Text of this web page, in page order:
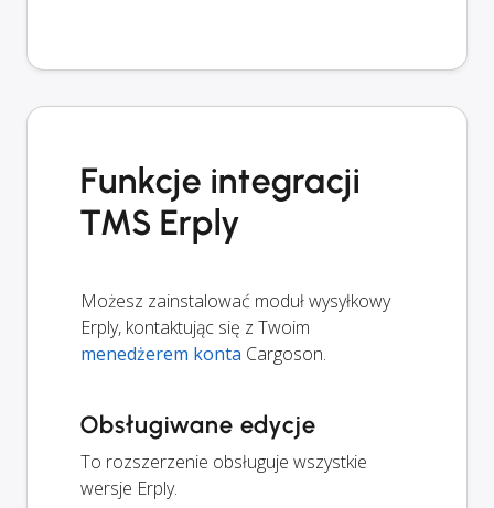
Funkcje integracji
TMS Erply
Możesz zainstalować moduł wysyłkowy
Erply, kontaktując się z Twoim
menedżerem konta Cargoson.
Obsługiwane edycje
To rozszerzenie obsługuje wszystkie
wersje Erply.